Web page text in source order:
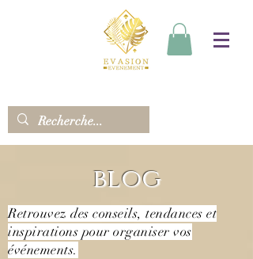
blog
Retrouvez des conseils, tendances et
inspirations pour organiser vos
événements.